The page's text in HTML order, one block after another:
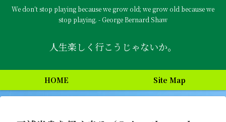
We don’t stop playing because we grow old; we grow old because we
stop playing. - George Bernard Shaw
人生楽しく行こうじゃないか。
HOME Site Map